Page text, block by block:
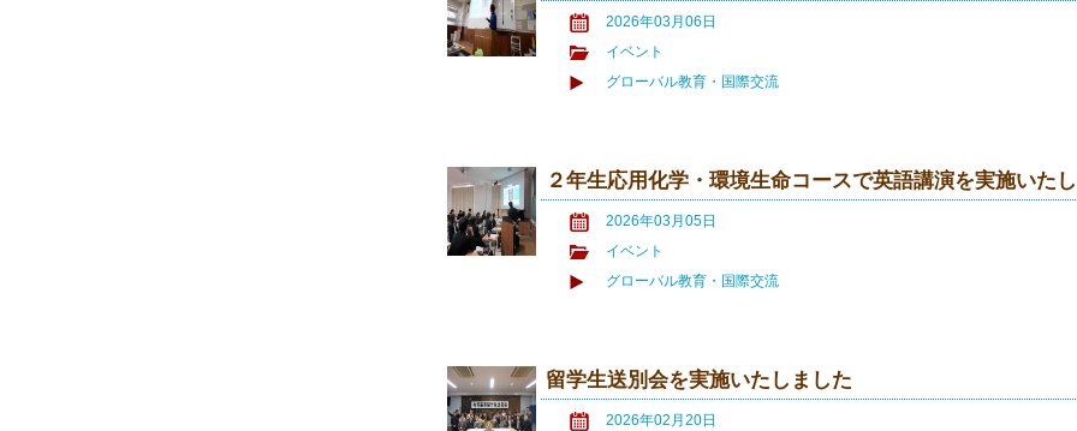
2026年03月06日
イベント
グローバル教育・国際交流
２年生応用化学・環境生命コースで英語講演を実施いた
2026年03月05日
イベント
グローバル教育・国際交流
留学生送別会を実施いたしました
2026年02月20日